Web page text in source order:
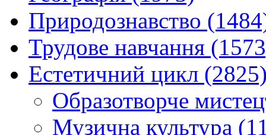
Природознавство
Трудове навчання
Естетичний цикл
Образотворче
Музична культура